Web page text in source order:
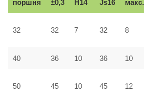
поршня ±0,3 H14 Js16 макс.
32 32 7 32 8
40 36 10 36 10
50 45 10 45 12